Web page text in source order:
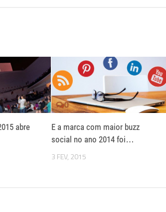
abre
0
E a marca com maior buzz
social no ano 2014 foi…
3 FEV, 2015